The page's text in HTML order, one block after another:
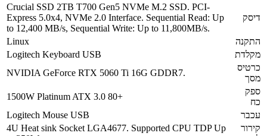
Crucial SSD 2TB T700 Gen5 NVMe M.2 SSD. PCI-
Express 5.0x4, NVMe 2.0 Interface. Sequential Read: Up
to 12,400 MB/s, Sequential Write: Up to 11,800MB/s.
Logitech Keyboard USB
NVIDIA GeForce RTX 5060 Ti 16G GDDR7.
1500W Platinum ATX 3.0 80+
Logitech Mouse USB
4U Heat sink Socket LGA4677. Supported CPU TDP Up